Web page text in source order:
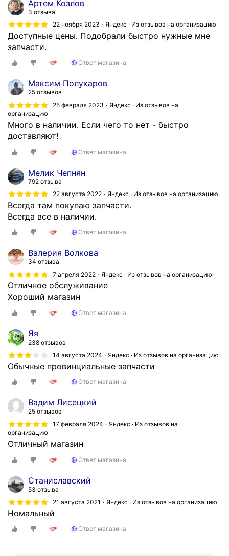
Артем Козлов
3 отзыва
22 ноября 2023
Яндекс · Из отзывов на организацию
Доступные цены. Подобрали быстро нужные мне
запчасти.
Ответ магазина
Максим Полукаров
25 отзывов
25 февраля 2023
Яндекс · Из отзывов на
организацию
Много в наличии. Если чего то нет - быстро
доставляют!
Ответ магазина
Мелик Чепнян
792 отзыва
22 августа 2022
Яндекс · Из отзывов на организацию
Всегда там покупаю запчасти.
Всегда все в наличии.
Ответ магазина
Валерия Волкова
34 отзыва
7 апреля 2022
Яндекс · Из отзывов на организацию
Отличное обслуживание
Хороший магазин
Ответ магазина
Яя
238 отзывов
14 августа 2024
Яндекс · Из отзывов на организацию
Обычные провинциальные запчасти
Ответ магазина
Вадим Лисецкий
25 отзывов
17 февраля 2024
Яндекс · Из отзывов на
организацию
Отличный магазин
Ответ магазина
Станиславский
53 отзыва
21 августа 2021
Яндекс · Из отзывов на организацию
Номальный
Ответ магазина